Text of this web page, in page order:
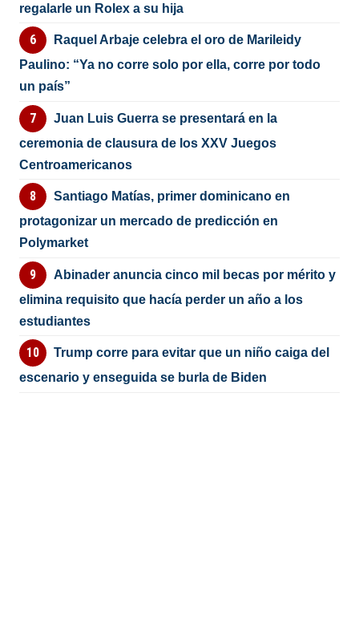
regalarle un Rolex a su hija
Raquel Arbaje celebra el oro de Marileidy
Paulino: “Ya no corre solo por ella, corre por todo
un país”
Juan Luis Guerra se presentará en la
ceremonia de clausura de los XXV Juegos
Centroamericanos
Santiago Matías, primer dominicano en
protagonizar un mercado de predicción en
Polymarket
Abinader anuncia cinco mil becas por mérito y
elimina requisito que hacía perder un año a los
estudiantes
Trump corre para evitar que un niño caiga del
escenario y enseguida se burla de Biden